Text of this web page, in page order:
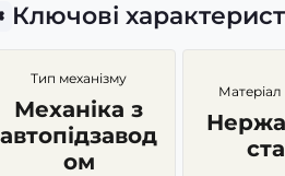
Ключові
Тип механізму
Механіка з
автопідзавод
ом